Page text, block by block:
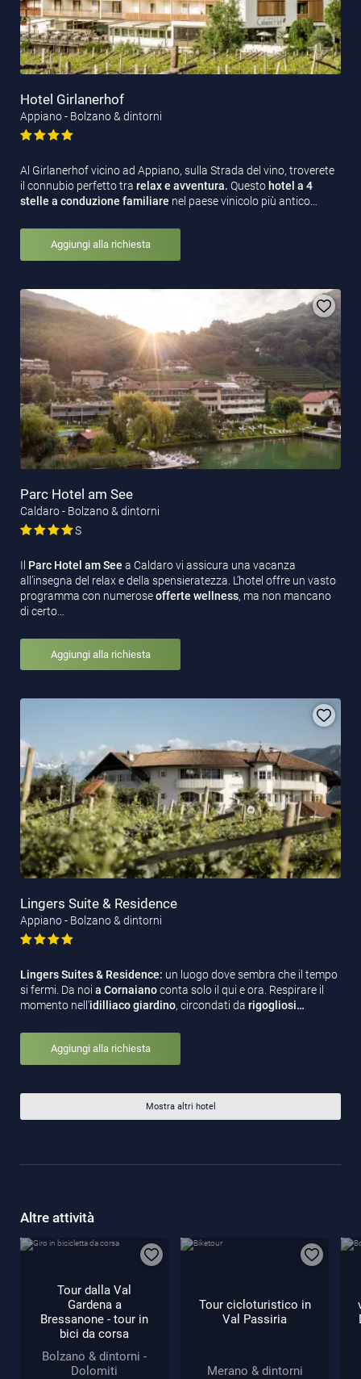
Hotel Girlanerhof
Appiano - Bolzano & dintorni
Al Girlanerhof vicino ad Appiano, sulla Strada del vino, troverete
il connubio perfetto tra relax e avventura. Questo hotel a 4
stelle a conduzione familiare nel paese vinicolo più antico…
Aggiungi alla richiesta
Parc Hotel am See
Caldaro - Bolzano & dintorni
S
Il Parc Hotel am See a Caldaro vi assicura una vacanza
all’insegna del relax e della spensieratezza. L’hotel offre un vasto
programma con numeroseofferte wellness, ma non mancano
di certo…
Aggiungi alla richiesta
Lingers Suite & Residence
Appiano - Bolzano & dintorni
Lingers Suites & Residence: un luogo dove sembra che il tempo
si fermi. Da noi a Cornaianoconta solo il qui e ora. Respirare il
momento nell'idilliacogiardino, circondati da rigogliosi…
Aggiungi alla richiesta
Mostra altri hotel
Altre attività
Tour dalla Val
Gardena a
Bressanone - tour in
bici da corsa
Bolzano & dintorni -
Dolomiti
Tour cicloturistico in
Val Passiria
Merano & dintorni